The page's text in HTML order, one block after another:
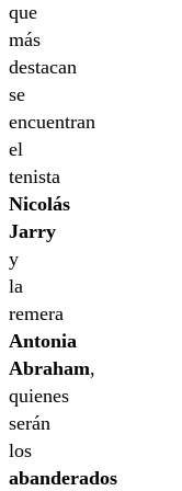
que
más
destacan
se
encuentran
el
tenista
Nicolás
Jarry
y
la
remera
Antonia
Abraham,
quienes
serán
los
abanderados